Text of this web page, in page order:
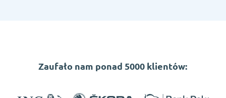
Zaufało nam ponad 5000 klientów: